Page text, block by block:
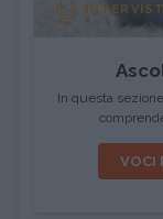
In questa
VOCI